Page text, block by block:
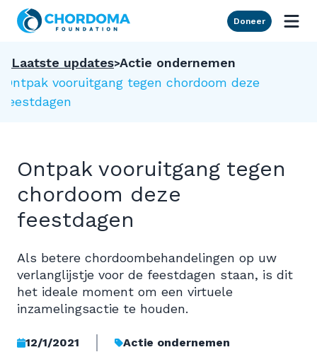
Skip to Main Content
Doneer
Laatste updates Actie ondernemen
Ontpak vooruitgang tegen chordoom deze
feestdagen
Ontpak vooruitgang tegen
chordoom deze
feestdagen
Als betere chordoombehandelingen op uw
verlanglijstje voor de feestdagen staan, is dit
het ideale moment om een virtuele
inzamelingsactie te houden.
12/1/2021 Actie ondernemen